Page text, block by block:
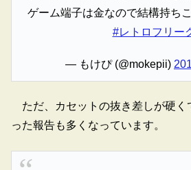
ゲーム端子は金なので結構持ち
#レトロフリー
— もけぴ (@mokepii)
ただ、カセットの抜き差しが硬く
った報告も多くなっています。